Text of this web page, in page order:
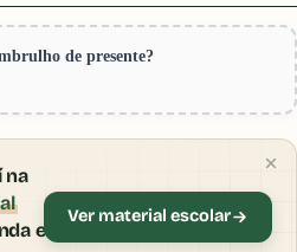
de presente?
na
e
Ver material escolar